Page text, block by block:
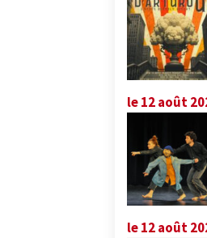
le 12 août
le 12 août